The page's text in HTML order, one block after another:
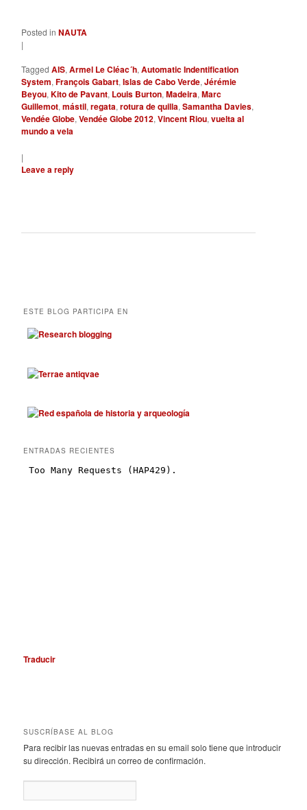
Posted in NAUTA
|
Tagged AIS,Armel Le Cléac´h,Automatic Indentification
System,François Gabart,Islas de Cabo Verde,Jérémie
Beyou,Kito de Pavant, Louis Burton,Madeira,Marc
Guillemot,mástil,regata,rotura de quilla,Samantha Davies,
Vendée Globe,Vendée Globe 2012,Vincent Riou,vuelta al
mundo a vela
|
Leave a reply
ESTE BLOG PARTICIPA EN
ENTRADAS RECIENTES
Traducir
SUSCRÍBASE AL BLOG
Para recibir las nuevas entradas en su email solo tiene que introducir
su dirección. Recibirá un correo de confirmación.